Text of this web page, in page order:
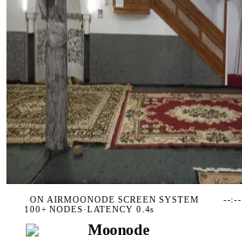
ON AIRMOONODE SCREEN SYSTEM --
100+ NODES·LATENCY 0.4s
Moonode